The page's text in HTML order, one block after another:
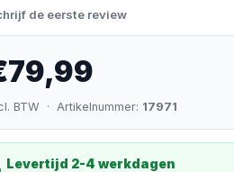
de eerste review
BTW · Artikelnummer: 17971
Levertijd 2-4 werkdagen